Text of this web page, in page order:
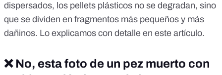
dispersados, los pellets plásticos no se degradan, sino
que se dividen en fragmentos más pequeños y más
dañinos. Lo explicamos con detalle en este artículo.
❌ No, esta foto de un pez muerto con